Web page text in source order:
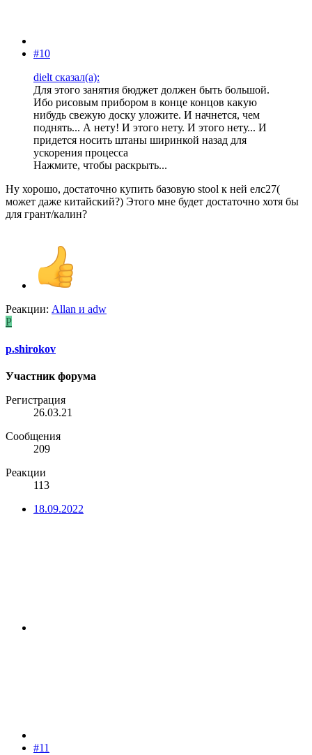
#10
dielt сказал(а):
Для этого занятия бюджет должен быть большой.
Ибо рисовым прибором в конце концов какую
нибудь свежую доску уложите. И начнется, чем
поднять... А нету! И этого нету. И этого нету... И
придется носить штаны ширинкой назад для
ускорения процесса
Нажмите, чтобы раскрыть...
Ну хорошо, достаточно купить базовую stool к ней елс27(
может даже китайский?) Этого мне будет достаточно хотя бы
для грант/калин?
Реакции: Allan и adw
P
p.shirokov
Участник форума
Регистрация
26.03.21
Сообщения
209
Реакции
113
18.09.2022
#11